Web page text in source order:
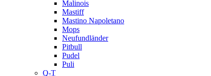
Malinois
Mastiff
Mastino Napoletano
Mops
Neufundländer
Pitbull
Pudel
Puli
Q-T